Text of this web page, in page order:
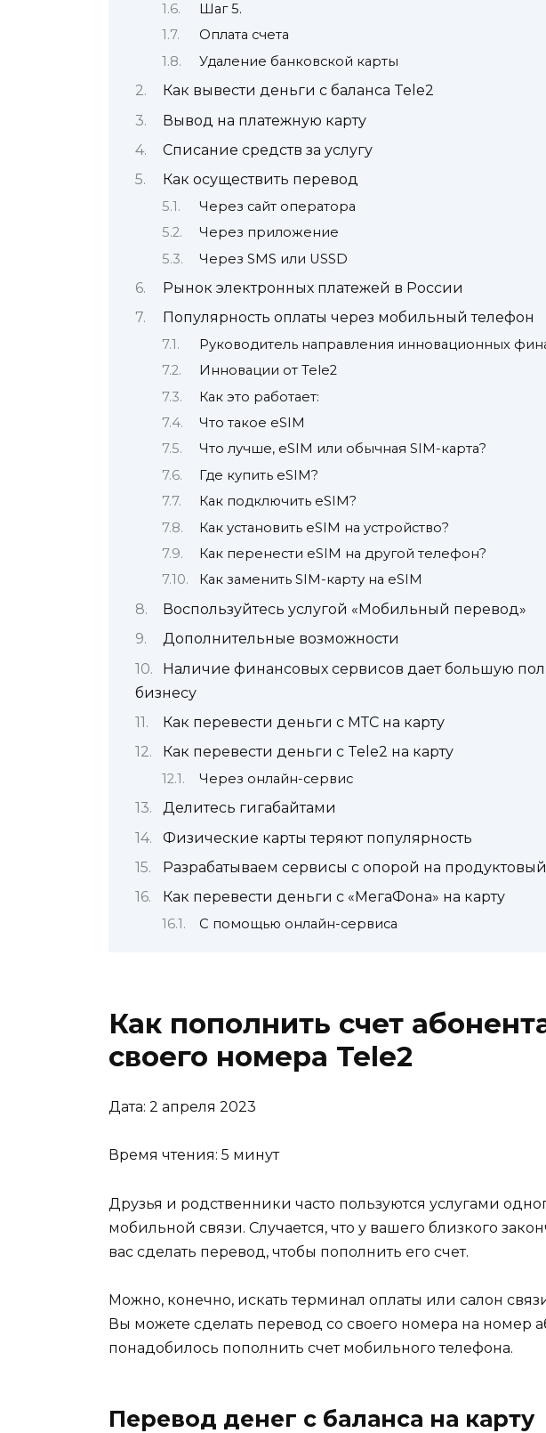
Шаг 5.
Оплата счета
Удаление банковской карты
Как вывести деньги с баланса Tele2
Вывод на платежную карту
Списание средств за услугу
Как осуществить перевод
Через сайт оператора
Через приложение
Через SMS или USSD
Рынок электронных платежей в России
Популярность оплаты через мобильный телефон
Руководитель направления инновационных
Инновации от Tele2
Как это работает:
Что такое eSIM
Что лучше, eSIM или обычная SIM-карта?
Где купить eSIM?
Как подключить eSIM?
Как установить eSIM на устройство?
Как перенести eSIM на другой телефон?
Как заменить SIM-карту на eSIM
Воспользуйтесь услугой «Мобильный перевод»
Дополнительные возможности
Наличие финансовых сервисов дает большую
бизнесу
Как перевести деньги с МТС на карту
Как перевести деньги с Tele2 на карту
Через онлайн-сервис
Делитесь гигабайтами
Физические карты теряют популярность
Разрабатываем сервисы с опорой на
Как перевести деньги с «МегаФона» на карту
С помощью онлайн-сервиса
Как пополнить счет
своего номера Tele2
Дата: 2 апреля 2023
Время чтения: 5 минут
Друзья и родственники часто пользуются услугами
мобильной связи. Случается, что у вашего близкого
вас сделать перевод, чтобы пополнить его счет.
Можно, конечно, искать терминал оплаты или салон
Вы можете сделать перевод со своего номера на номер
понадобилось пополнить счет мобильного телефона.
Перевод денег с баланса на карту